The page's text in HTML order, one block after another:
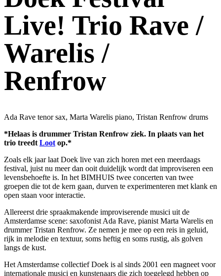
Live! Trio Rave /
Warelis /
Renfrow
Ada Rave tenor sax, Marta Warelis piano, Tristan Renfrow drums
*Helaas is drummer Tristan Renfrow ziek. In plaats van het
trio treedt Loot op.*
Zoals elk jaar laat Doek live van zich horen met een meerdaags
festival, juist nu meer dan ooit duidelijk wordt dat improviseren een
levensbehoefte is. In het BIMHUIS twee concerten van twee
groepen die tot de kern gaan, durven te experimenteren met klank en
open staan voor interactie.
Allereerst drie spraakmakende improviserende musici uit de
Amsterdamse scene: saxofonist Ada Rave, pianist Marta Warelis en
drummer Tristan Renfrow. Ze nemen je mee op een reis in geluid,
rijk in melodie en textuur, soms heftig en soms rustig, als golven
langs de kust.
Het Amsterdamse collectief Doek is al sinds 2001 een magneet voor
internationale musici en kunstenaars die zich toegelegd hebben op